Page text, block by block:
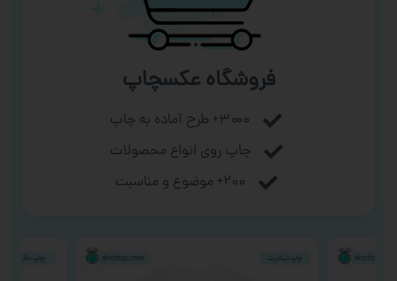
فروشگاه عکسچاپ
۳۰۰۰+ طرح آماده به چاپ
چاپ روی انواع محصولات
۲۰۰+ موضوع و مناسبت